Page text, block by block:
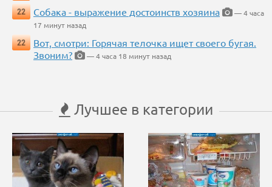
22
Собака - выражение достоинств хозяина
— 4 часа
17 минут назад
22
Вот, смотри: Горячая телочка ищет своего бугая.
Звоним?
— 4 часа 18 минут назад
Лучшее в категории